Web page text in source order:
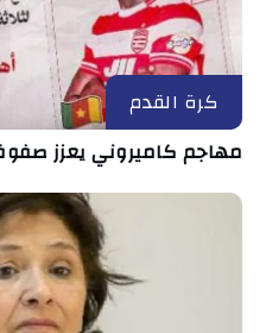
كرة القدم
مهاجم كاميروني يعزز